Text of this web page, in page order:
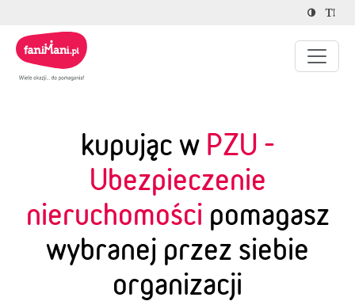
kupując w PZU -
Ubezpieczenie
nieruchomości pomagasz
wybranej przez siebie
organizacji